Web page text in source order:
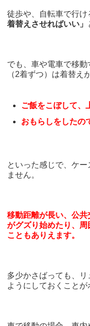
徒歩や、自転車で行け
着替えさせればいい」
でも、車や電車で移
（2着ずつ）は着替え
ご飯をこぼして、
おもらしをしたの
といった感じで、ケ
ません。
移動距離が長い、公
がグズり始めたり、
こともありえます。
多少かさばっても、
ようにしておくことが